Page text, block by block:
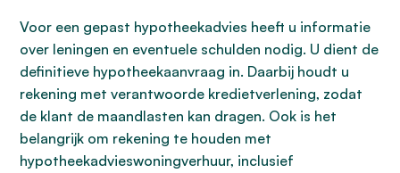
Voor een gepast hypotheekadvies heeft u informatie
over leningen en eventuele schulden nodig. U dient de
definitieve hypotheekaanvraag in. Daarbij houdt u
rekening met verantwoorde kredietverlening, zodat
de klant de maandlasten kan dragen. Ook is het
belangrijk om rekening te houden met
hypotheekadvieswoningverhuur, inclusief